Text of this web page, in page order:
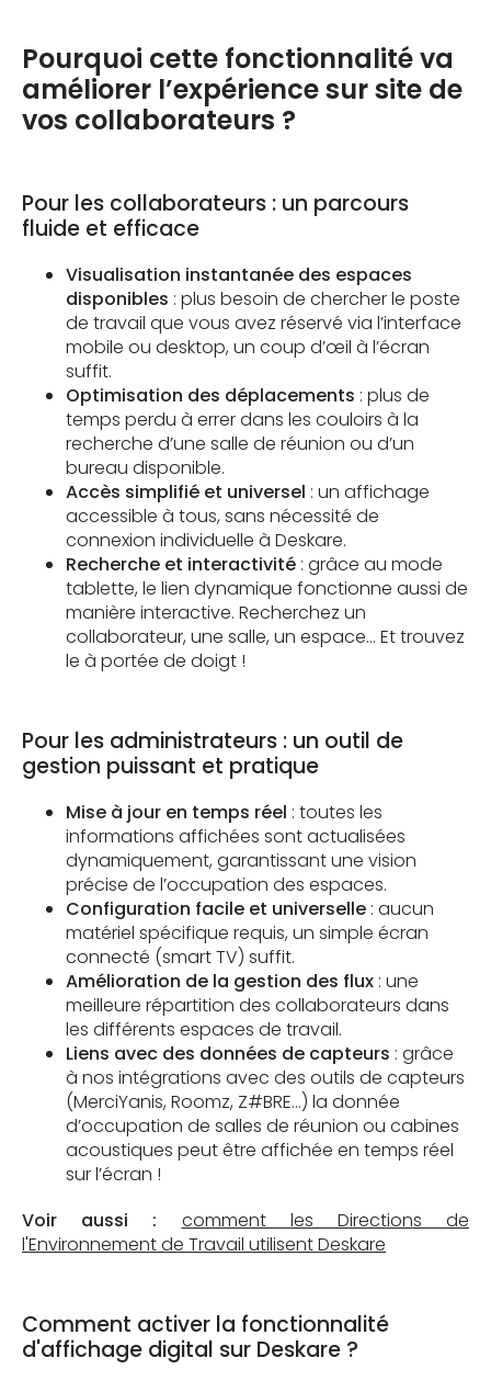
Pourquoi cette fonctionnalité va
améliorer l’expérience sur site de
vos collaborateurs ?
Pour les collaborateurs : un parcours
fluide et efficace
Visualisation instantanée des espaces
disponibles : plus besoin de chercher le poste
de travail que vous avez réservé via l’interface
mobile ou desktop, un coup d’œil à l’écran
suffit.
Optimisation des déplacements : plus de
temps perdu à errer dans les couloirs à la
recherche d’une salle de réunion ou d’un
bureau disponible.
Accès simplifié et universel : un affichage
accessible à tous, sans nécessité de
connexion individuelle à Deskare.
Recherche et interactivité : grâce au mode
tablette, le lien dynamique fonctionne aussi de
manière interactive. Recherchez un
collaborateur, une salle, un espace… Et trouvez
le à portée de doigt !
Pour les administrateurs : un outil de
gestion puissant et pratique
Mise à jour en temps réel : toutes les
informations affichées sont actualisées
dynamiquement, garantissant une vision
précise de l’occupation des espaces.
Configuration facile et universelle : aucun
matériel spécifique requis, un simple écran
connecté (smart TV) suffit.
Amélioration de la gestion des flux : une
meilleure répartition des collaborateurs dans
les différents espaces de travail.
Liens avec des données de capteurs : grâce
à nos intégrations avec des outils de capteurs
(MerciYanis, Roomz, Z#BRE…) la donnée
d’occupation de salles de réunion ou cabines
acoustiques peut être affichée en temps réel
sur l’écran !
Voir aussi :
comment les Directions de
l'Environnement de Travail utilisent Deskare
Comment activer la fonctionnalité
d'affichage digital sur Deskare ?